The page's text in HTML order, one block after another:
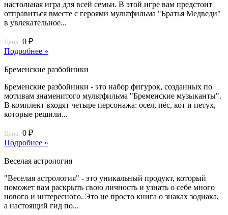
настольная игра для всей семьи. В этой игре вам предстоит
отправиться вместе с героями мультфильма "Братья Медведи"
в увлекательное...
Цена: 0 ₽
Подробнее »
Бременские разбойники
Бременские разбойники - это набор фигурок, созданных по
мотивам знаменитого мультфильма "Бременские музыканты".
В комплект входят четыре персонажа: осел, пёс, кот и петух,
которые решили...
Цена: 0 ₽
Подробнее »
Веселая астрология
"Веселая астрология" - это уникальный продукт, который
поможет вам раскрыть свою личность и узнать о себе много
нового и интересного. Это не просто книга о знаках зодиака,
а настоящий гид по...